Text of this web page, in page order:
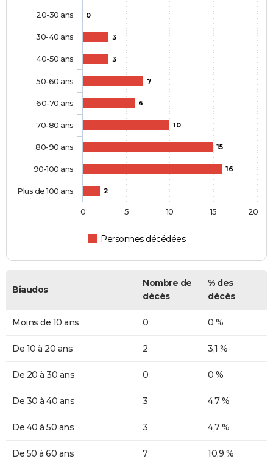
0
3
3
7
6
10
15
16
2
Personnes décédées
20-30 ans
30-40 ans
40-50 ans
50-60 ans
60-70 ans
70-80 ans
80-90 ans
90-100 ans
Plus de 100 ans
0 5 10 15 20
Biaudos
Nombre de
décès
% des
décès
Moins de 10 ans 0 0 %
De 10 à 20 ans 2 3,1 %
De 20 à 30 ans 0 0 %
De 30 à 40 ans 3 4,7 %
De 40 à 50 ans 3 4,7 %
De 50 à 60 ans 7 10,9 %